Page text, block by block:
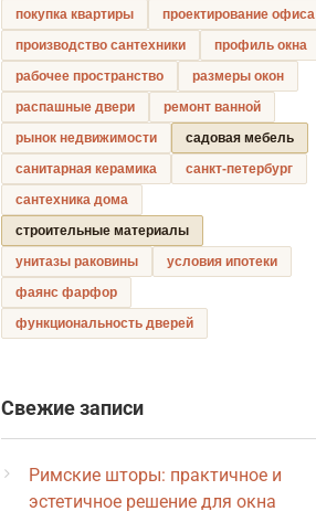
покупка квартиры
проектирование офиса
производство сантехники
профиль окна
рабочее пространство
размеры окон
распашные двери
ремонт ванной
рынок недвижимости
садовая мебель
санитарная керамика
санкт-петербург
сантехника дома
строительные материалы
унитазы раковины
условия ипотеки
фаянс фарфор
функциональность дверей
Свежие записи
Римские шторы: практичное и
эстетичное решение для окна